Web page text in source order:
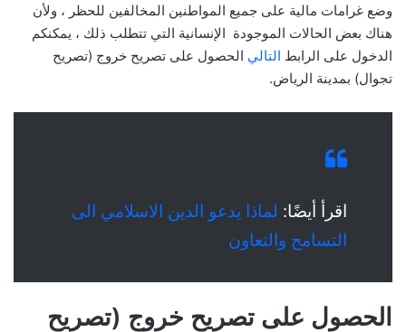
وضع غرامات مالية على جميع المواطنين المخالفين للحظر ، ولأن
هناك بعض الحالات الموجودة الإنسانية التي تتطلب ذلك ، يمكنكم
الدخول على الرابط التالي الحصول على تصريح خروج (تصريح
تجوال) بمدينة الرياض.
اقرأ أيضًا: لماذا يدعو الدين الاسلامي الى
التسامح والتعاون
الحصول على تصريح خروج (تصريح